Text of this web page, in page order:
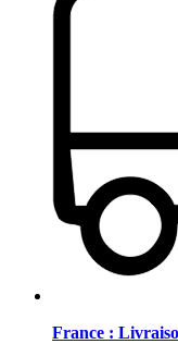
France :